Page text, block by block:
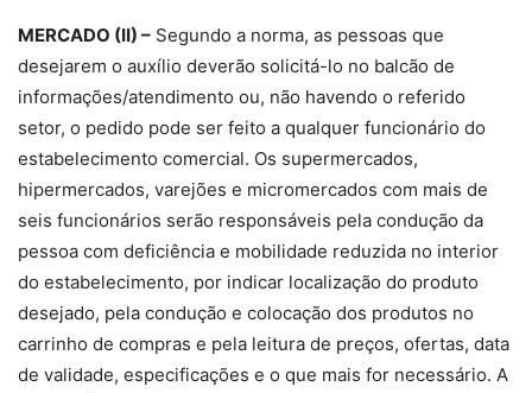
MERCADO (II) – Segundo a norma, as pessoas que
desejarem o auxílio deverão solicitá-lo no balcão de
informações/atendimento ou, não havendo o referido
setor, o pedido pode ser feito a qualquer funcionário do
estabelecimento comercial. Os supermercados,
hipermercados, varejões e micromercados com mais de
seis funcionários serão responsáveis pela condução da
pessoa com deficiência e mobilidade reduzida no interior
do estabelecimento, por indicar localização do produto
desejado, pela condução e colocação dos produtos no
carrinho de compras e pela leitura de preços, ofertas, data
de validade, especificações e o que mais for necessário. A